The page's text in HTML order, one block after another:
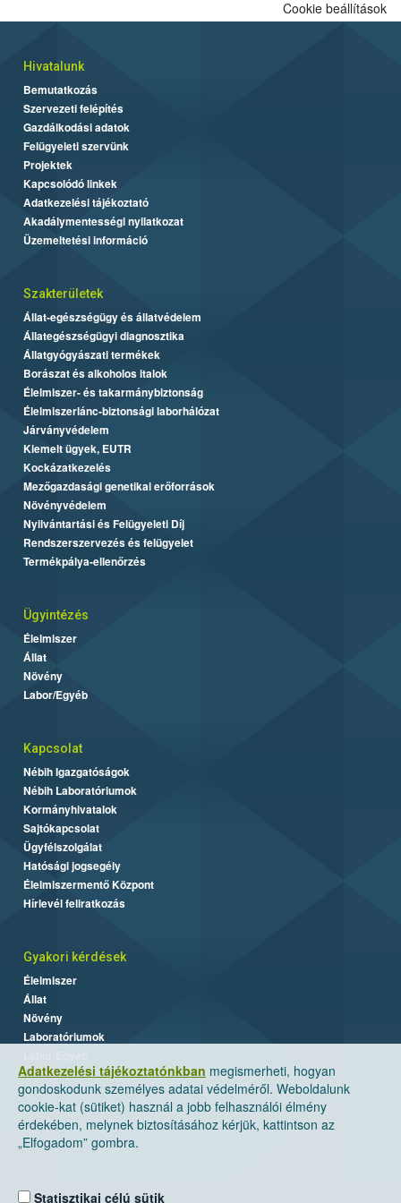
Adatkezelési tájékoztatónkban megismerheti, hogyan
gondoskodunk személyes adatai védelméről. Weboldalunk
cookie-kat (sütiket) használ a jobb felhasználói élmény
érdekében, melynek biztosításához kérjük, kattintson az
„Elfogadom” gombra.
Statisztikai célú sütik
Cookie beállítások
Hivatalunk
Bemutatkozás
Szervezeti felépítés
Gazdálkodási adatok
Felügyeleti szervünk
Projektek
Kapcsolódó linkek
Adatkezelési tájékoztató
Akadálymentességi nyilatkozat
Üzemeltetési információ
Szakterületek
Állat-egészségügy és állatvédelem
Állategészségügyi diagnosztika
Állatgyógyászati termékek
Borászat és alkoholos italok
Élelmiszer- és takarmánybiztonság
Élelmiszerlánc-biztonsági laborhálózat
Járványvédelem
Kiemelt ügyek, EUTR
Kockázatkezelés
Mezőgazdasági genetikai erőforrások
Növényvédelem
Nyilvántartási és Felügyeleti Díj
Rendszerszervezés és felügyelet
Termékpálya-ellenőrzés
Ügyintézés
Élelmiszer
Állat
Növény
Labor/Egyéb
Kapcsolat
Nébih Igazgatóságok
Nébih Laboratóriumok
Kormányhivatalok
Sajtókapcsolat
Ügyfélszolgálat
Hatósági jogsegély
Élelmiszermentő Központ
Hírlevél feliratkozás
Gyakori kérdések
Élelmiszer
Állat
Növény
Laboratóriumok